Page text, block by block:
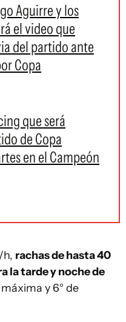
Aguirre y los
el video que
del partido ante
Copa
que será
de Copa
en el Campeón
h, rachas de hasta 40
la tarde y noche de
y 6° de